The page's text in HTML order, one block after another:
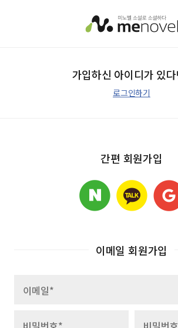
가입하신 아이디가 있
로그인하기
간편 회원가입
이메일 회원가입